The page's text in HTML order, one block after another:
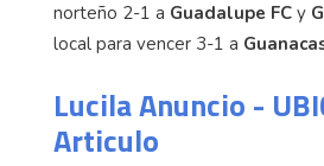
norteño 2-1 a Guadalupe FC y
local para vencer 3-1 a
Lucila Anuncio -
Articulo